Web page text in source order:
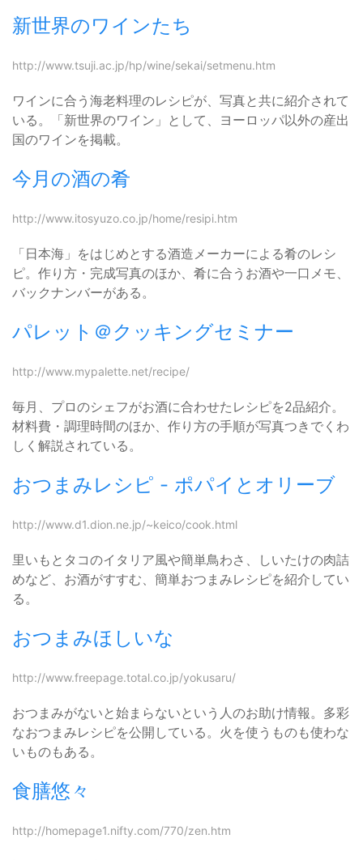
新世界のワインたち
http://www.tsuji.ac.jp/hp/wine/sekai/setmenu.htm
ワインに合う海老料理のレシピが、写真と共に紹介されて
いる。「新世界のワイン」として、ヨーロッパ以外の産出
国のワインを掲載。
今月の酒の肴
http://www.itosyuzo.co.jp/home/resipi.htm
「日本海」をはじめとする酒造メーカーによる肴のレシ
ピ。作り方・完成写真のほか、肴に合うお酒や一口メモ、
バックナンバーがある。
パレット＠クッキングセミナー
http://www.mypalette.net/recipe/
毎月、プロのシェフがお酒に合わせたレシピを2品紹介。
材料費・調理時間のほか、作り方の手順が写真つきでくわ
しく解説されている。
おつまみレシピ - ポパイとオリーブ
http://www.d1.dion.ne.jp/~keico/cook.html
里いもとタコのイタリア風や簡単鳥わさ、しいたけの肉詰
めなど、お酒がすすむ、簡単おつまみレシピを紹介してい
る。
おつまみほしいな
http://www.freepage.total.co.jp/yokusaru/
おつまみがないと始まらないという人のお助け情報。多彩
なおつまみレシピを公開している。火を使うものも使わな
いものもある。
食膳悠々
http://homepage1.nifty.com/770/zen.htm